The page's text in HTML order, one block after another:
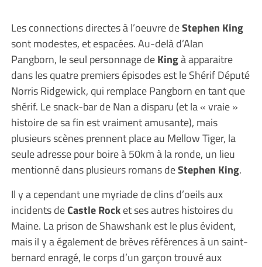
Les connections directes à l’oeuvre deStephen King
sont modestes, et espacées. Au-delà d’Alan
Pangborn, le seul personnage deKingà apparaitre
dans les quatre premiers épisodes est le Shérif Député
Norris Ridgewick, qui remplace Pangborn en tant que
shérif. Le snack-bar de Nan a disparu (et la « vraie »
histoire de sa fin est vraiment amusante), mais
plusieurs scènes prennent place au Mellow Tiger, la
seule adresse pour boire à 50km à la ronde, un lieu
mentionné dans plusieurs romans deStephen King.
Il y a cependant une myriade de clins d’oeils aux
incidents deCastle Rocket ses autres histoires du
Maine. La prison de Shawshank est le plus évident,
mais il y a également de brèves références à un saint-
bernard enragé, le corps d’un garçon trouvé aux